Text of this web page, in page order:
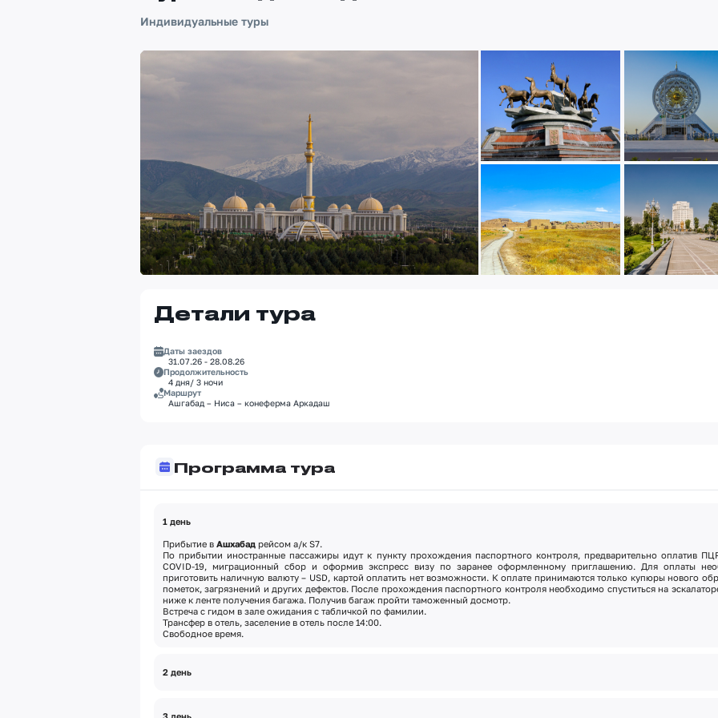
Индивидуальные туры
Детали тура
Даты заездов
31.07.26 - 28.08.26
Продолжительность
4 дня/ 3 ночи
Маршрут
Ашгабад – Ниса – конеферма Аркадаш
Программа тура
1 день
Прибытие в Ашхабад рейсом а/к S7.
По прибытии иностранные пассажиры идут к пункту прохождения паспортного контроля, предварительно оплатив
COVID-19, миграционный сбор и
оформив экспресс визу по заранее оформленному приглашению. Для оплаты
приготовить наличную валюту – USD, картой оплатить нет возможности. К оплате принимаются только купюры нового
пометок, загрязнений и других дефектов. После прохождения паспортного контроля необходимо спуститься на
ниже к ленте получения багажа. Получив багаж пройти таможенный досмотр.
Встреча с гидом в зале ожидания с табличкой по фамилии.
Трансфер в отель, заселение в отель после 14:00.
Свободное время.
2 день
3 день